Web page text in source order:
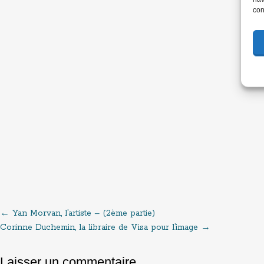
Post
navigation
← Yan Morvan, l’artiste – (2ème partie)
Corinne Duchemin, la libraire de Visa pour l’image →